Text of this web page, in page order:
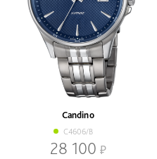
Candino
C4606/B
28 100